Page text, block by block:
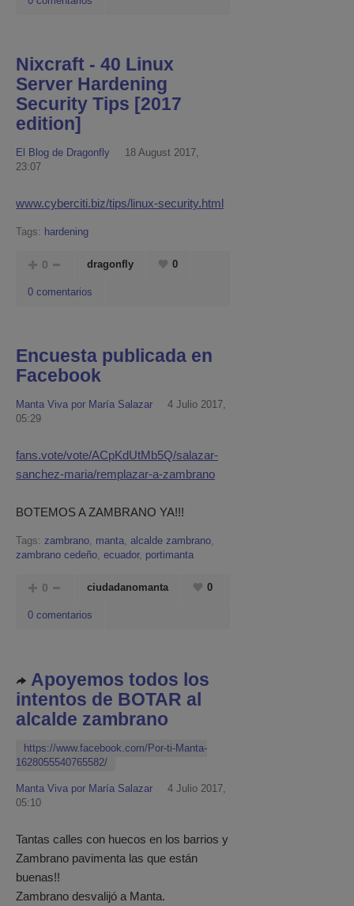
Nixcraft - 40 Linux
Server Hardening
Security Tips [2017
edition]
El Blog de Dragonfly
18 August 2017,
23:07
www.cyberciti.biz/tips/linux-security.html
Tags: hardening
0 dragonfly 0
0 comentarios
Encuesta publicada en
Facebook
Manta Viva por María Salazar
4 Julio 2017,
05:29
fans.vote/vote/ACpKdUtMb5Q/salazar-
sanchez-maria/remplazar-a-zambrano
BOTEMOS A ZAMBRANO YA!!!
Tags: zambrano manta alcalde zambrano
zambrano cedeño ecuador, portimanta
0 ciudadanomanta 0
0 comentarios
Apoyemos todos los
intentos de BOTAR al
alcalde zambrano
https://www.facebook.com/Por-ti-Manta-
1628055540765582/
Manta Viva por María Salazar
4 Julio 2017,
05:10
Tantas calles con huecos en los barrios y
Zambrano pavimenta las que están
buenas!!
Zambrano desvalijó a Manta.